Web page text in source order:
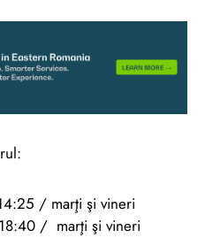
/ marţi şi vineri
/ marţi şi vineri